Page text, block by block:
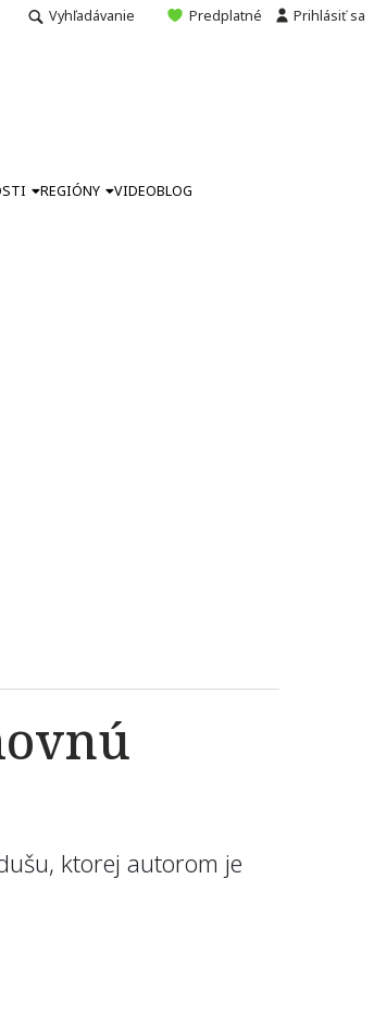
Vyhľadávanie Predplatné Prihlásiť sa
REGIÓNY VIDEOBLOG
ktorej autorom je